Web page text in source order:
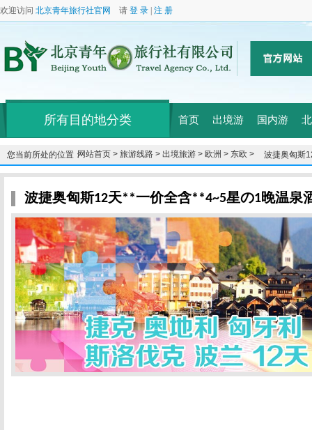
欢迎访问 北京青年旅行社官网 请 登 录 注 册
所有目的地分类 首页 出境游 国内游
您当前所处的位置：网站首页 > 旅游线路 > 出境旅游 > 欧洲 > 东欧 > 波捷奥匈斯
波捷奥匈斯12天**一价全含**4~5星の1晚温泉